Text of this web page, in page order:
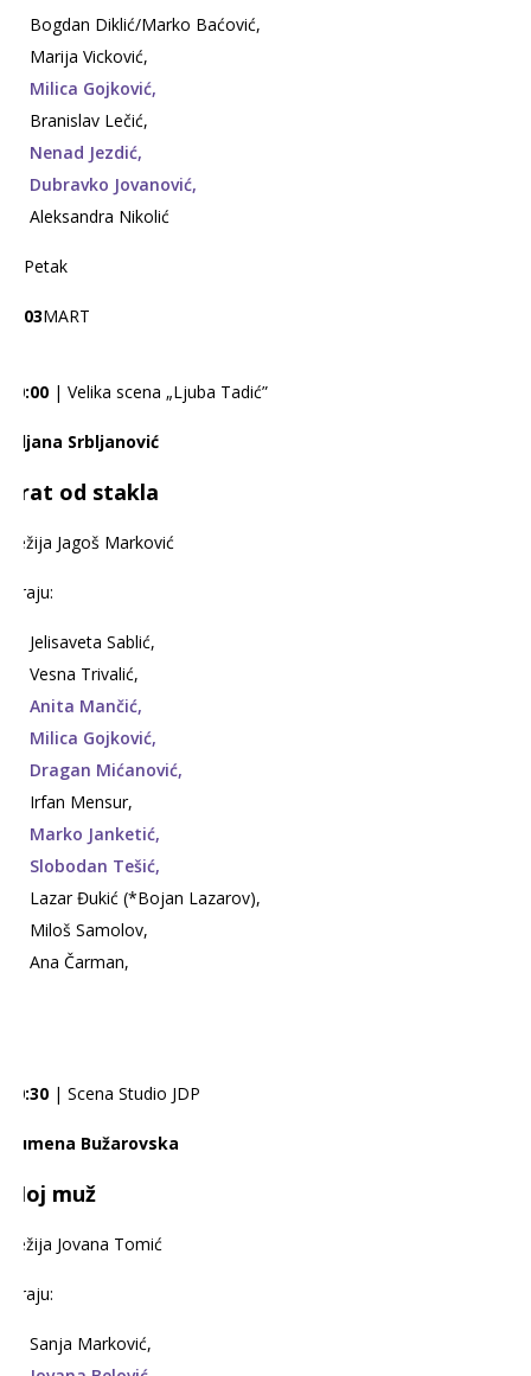
Bogdan Diklić/Marko Baćović,
Marija Vicković,
Milica Gojković,
Branislav Lečić,
Nenad Jezdić,
Dubravko Jovanović,
Aleksandra Nikolić
Petak
03MART
20:00 | Velika scena „Ljuba Tadić”
Biljana Srbljanović
Vrat od stakla
Režija Jagoš Marković
Igraju:
Jelisaveta Sablić,
Vesna Trivalić,
Anita Mančić,
Milica Gojković,
Dragan Mićanović,
Irfan Mensur,
Marko Janketić,
Slobodan Tešić,
Lazar Đukić (*Bojan Lazarov),
Miloš Samolov,
Ana Čarman,
20:30 | Scena Studio JDP
Rumena Bužarovska
Moj muž
Režija Jovana Tomić
Igraju:
Sanja Marković,